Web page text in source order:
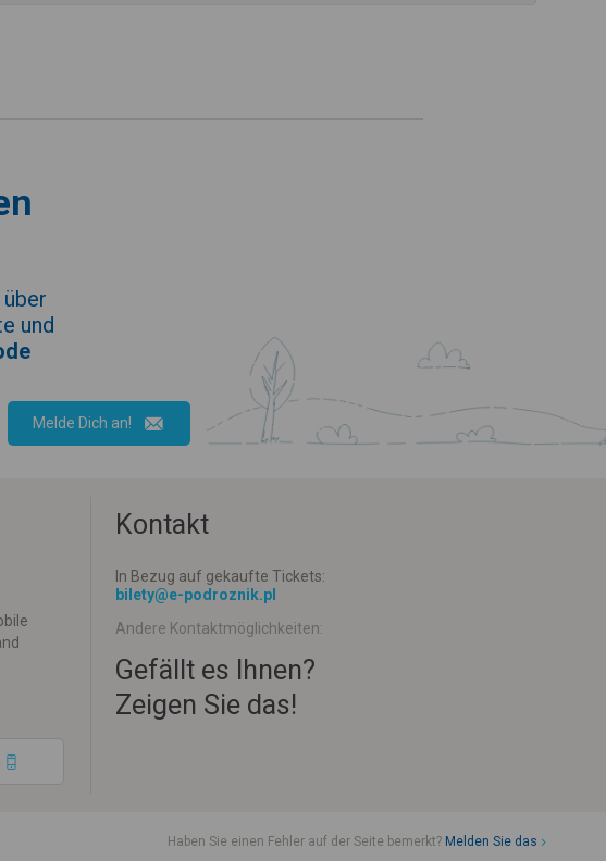
und
Melde Dich an!
Kontakt
In Bezug auf gekaufte Tickets:
bilety@e-podroznik.pl
Andere Kontaktmöglichkeiten:
Gefällt es Ihnen?
Zeigen Sie das!
Haben Sie einen Fehler auf der Seite bemerkt? Melden Sie das